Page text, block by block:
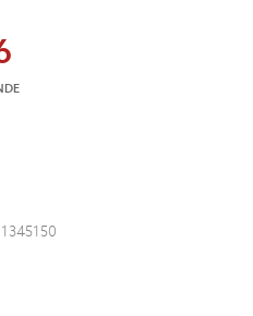
1345150